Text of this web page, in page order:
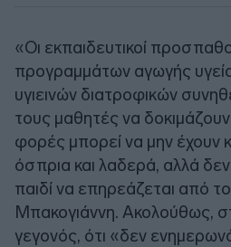
«Οι εκπαιδευτικοί
προγραμμάτων αγωγής
υγιεινών διατροφικών
τους μαθητές να
φορές μπορεί να μην έχουν
όσπρια και λαδερά, αλλά
παιδί να επηρεάζεται από
Μπακογιάννη. Ακολούθως,
γεγονός, ότι «δεν